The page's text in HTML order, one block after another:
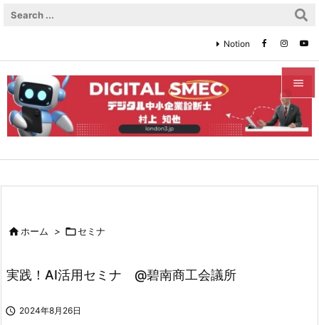


メニュ

Notion
ホーム > セミナ
実践！AI活用セミナ @碧南商工会議所
 2024年8月26日